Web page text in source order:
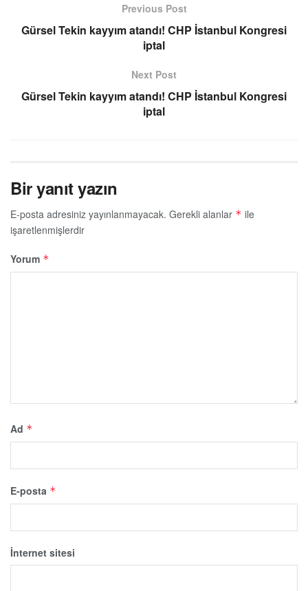
Previous Post
Gürsel Tekin kayyım atandı! CHP İstanbul Kongresi
iptal
Next Post
Gürsel Tekin kayyım atandı! CHP İstanbul Kongresi
iptal
Bir yanıt yazın
E-posta adresiniz yayınlanmayacak. Gerekli alanlar * ile
işaretlenmişlerdir
Yorum *
Ad *
E-posta *
İnternet sitesi